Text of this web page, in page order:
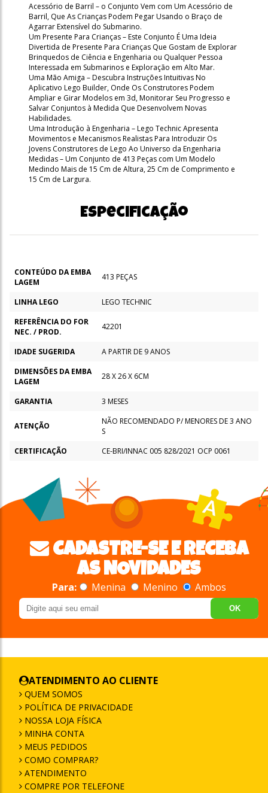
Acessório de Barril – o Conjunto Vem com Um Acessório de
Barril, Que As Crianças Podem Pegar Usando o Braço de
Agarrar Extensível do Submarino.
Um Presente Para Crianças – Este Conjunto É Uma Ideia
Divertida de Presente Para Crianças Que Gostam de Explorar
Brinquedos de Ciência e Engenharia ou Qualquer Pessoa
Interessada em Submarinos e Exploração em Alto Mar.
Uma Mão Amiga – Descubra Instruções Intuitivas No
Aplicativo Lego Builder, Onde Os Construtores Podem
Ampliar e Girar Modelos em 3d, Monitorar Seu Progresso e
Salvar Conjuntos à Medida Que Desenvolvem Novas
Habilidades.
Uma Introdução à Engenharia – Lego Technic Apresenta
Movimentos e Mecanismos Realistas Para Introduzir Os
Jovens Construtores de Lego Ao Universo da Engenharia
Medidas – Um Conjunto de 413 Peças com Um Modelo
Medindo Mais de 15 Cm de Altura, 25 Cm de Comprimento e
15 Cm de Largura.
Especificação
CONTEÚDO DA EMBA
LAGEM
413 PEÇAS
LINHA LEGO
LEGO TECHNIC
REFERÊNCIA DO FOR
NEC. / PROD.
42201
IDADE SUGERIDA
A PARTIR DE 9 ANOS
DIMENSÕES DA EMBA
LAGEM
28 X 26 X 6CM
GARANTIA 3 MESES
ATENÇÃO
NÃO RECOMENDADO P/ MENORES DE 3 ANO
S
CERTIFICAÇÃO
CE-BRI/INNAC 005 828/2021 OCP 0061
CADASTRE-SE E RECEBA
AS NOVIDADES
Para: Menina Menino Ambos
OK
ATENDIMENTO AO CLIENTE
QUEM SOMOS
POLÍTICA DE PRIVACIDADE
NOSSA LOJA FÍSICA
MINHA CONTA
MEUS PEDIDOS
COMO COMPRAR?
ATENDIMENTO
COMPRE POR TELEFONE